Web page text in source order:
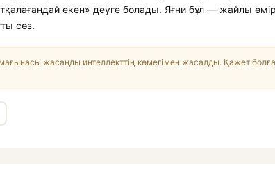
екен» деуге болады. Яғни бұл — жайлы
сөз.
жасанды интеллекттің көмегімен жасалды. Қажет